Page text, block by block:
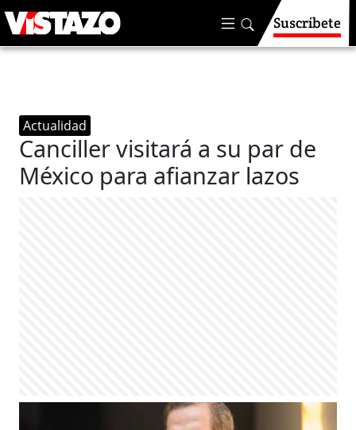
Suscríbete
Actualidad
Canciller visitará a su par de
México para afianzar lazos